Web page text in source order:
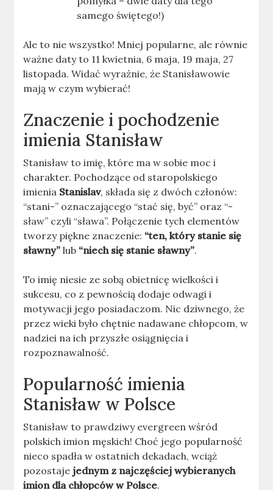
samego świętego!)
Ale to nie wszystko! Mniej popularne, ale równie
ważne daty to 11 kwietnia, 6 maja, 19 maja, 27
listopada. Widać wyraźnie, że Stanisławowie
mają w czym wybierać!
Znaczenie i pochodzenie
imienia Stanisław
Stanisław to imię, które ma w sobie moc i
charakter. Pochodzące od staropolskiego
imienia Stanislav, składa się z dwóch członów:
“stani-” oznaczającego “stać się, być” oraz “-
sław” czyli “sława”. Połączenie tych elementów
tworzy piękne znaczenie: “ten, który stanie się
sławny” lub “niech się stanie sławny”.
To imię niesie ze sobą obietnicę wielkości i
sukcesu, co z pewnością dodaje odwagi i
motywacji jego posiadaczom. Nic dziwnego, że
przez wieki było chętnie nadawane chłopcom, w
nadziei na ich przyszłe osiągnięcia i
rozpoznawalność.
Popularność imienia
Stanisław w Polsce
Stanisław to prawdziwy evergreen wśród
polskich imion męskich! Choć jego popularność
nieco spadła w ostatnich dekadach, wciąż
pozostaje jednym z najczęściej wybieranych
imion dla chłopców w Polsce.